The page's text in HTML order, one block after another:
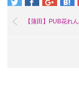
【蒲田】PUB花れん